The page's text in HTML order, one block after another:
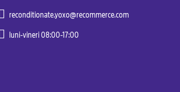
reconditionate.yoxo@recommerce.com
luni-vineri 08:00-17:00